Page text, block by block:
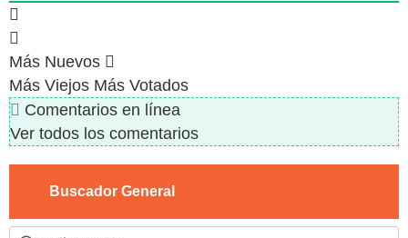
Más Nuevos
Más Viejos Más Votados
Comentarios en línea
Ver todos los comentarios
Buscador General